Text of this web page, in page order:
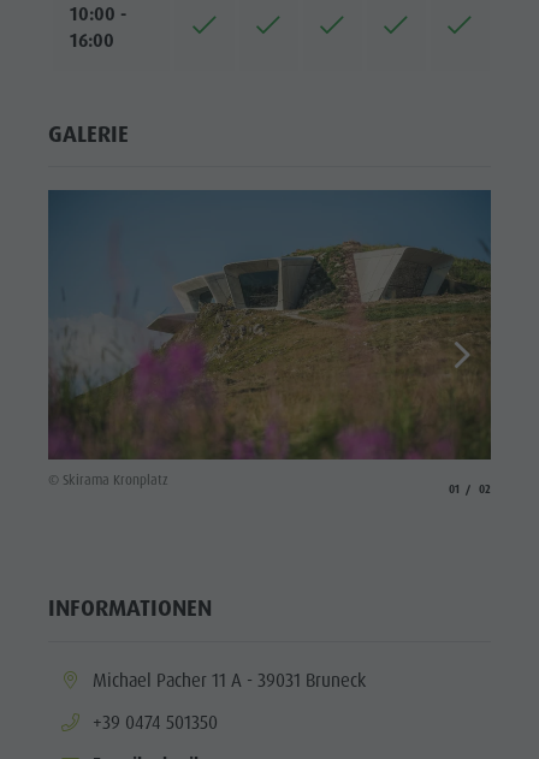
10:00 -
16:00
GALERIE
© Skirama Kronplatz
01 02
INFORMATIONEN
aria.location:
Michael Pacher 11 A - 39031 Bruneck
aria.phone:
+39 0474 501350